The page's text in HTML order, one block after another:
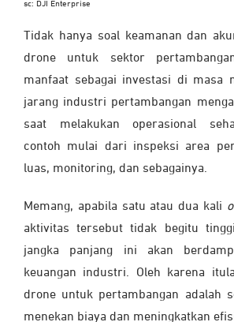
sc: DJI Enterprise
Tidak hanya soal keamanan dan
drone untuk sektor
manfaat sebagai investasi di masa
jarang industri pertambangan
saat melakukan operasional
contoh mulai dari inspeksi area
luas, monitoring, dan sebagainya.
Memang, apabila satu atau dua kali
aktivitas tersebut tidak begitu
jangka panjang ini akan
keuangan industri. Oleh karena
drone untuk pertambangan adalah
menekan biaya dan meningkatkan